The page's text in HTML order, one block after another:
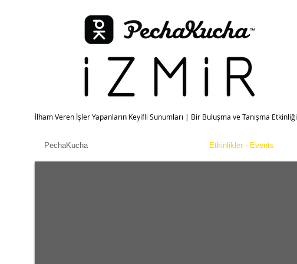
İlham Veren İşler Yapanların Keyifli Sunumları | Bir Buluşma ve Tanışma Etkinliği
PechaKucha Etkinlikler - Events